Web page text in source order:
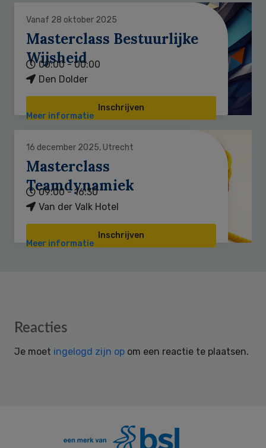
Vanaf 28 oktober 2025
Masterclass Bestuurlijke
Wijsheid
00:00 - 00:00
Den Dolder
Inschrijven
Meer informatie
16 december 2025, Utrecht
Masterclass
Teamdynamiek
09:00 - 16:30
Van der Valk Hotel
Inschrijven
Meer informatie
Reader
Reacties
Je moet ingelogd zijn op om een reactie te plaatsen.